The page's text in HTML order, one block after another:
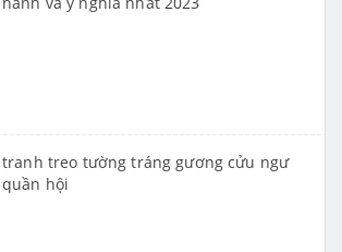
tranh treo tường tráng gương cửu ngư
quần hội